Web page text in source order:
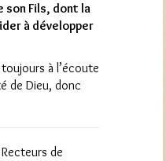
son Fils, dont la
à développer
à l’écoute
de Dieu, donc
de